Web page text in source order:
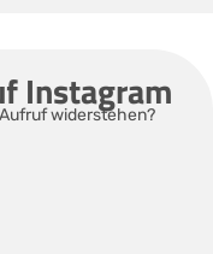
Instagram
widerstehen?